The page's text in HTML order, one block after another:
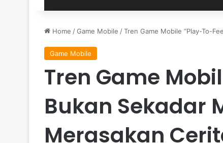
Home /Game Mobile /Tren Game Mobile “Play-To-
Game Mobile
Tren Game
Bukan Sekadar
Merasakan